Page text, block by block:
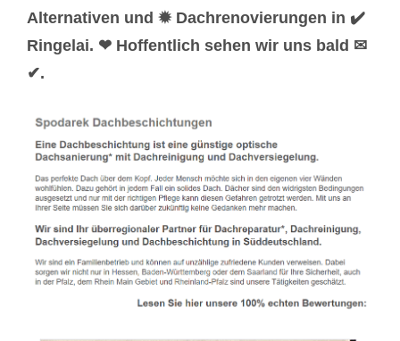
Alternativen und ✹ Dachrenovierungen in ✔️
Ringelai. ❤ Hoffentlich sehen wir uns bald ✉
✔.